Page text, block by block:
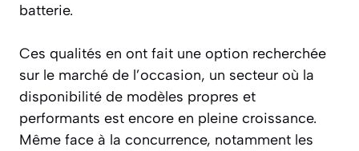
batterie.
Ces qualités en ont fait une option recherchée
sur le marché de l’occasion, un secteur où la
disponibilité de modèles propres et
performants est encore en pleine croissance.
Même face à la concurrence, notamment les